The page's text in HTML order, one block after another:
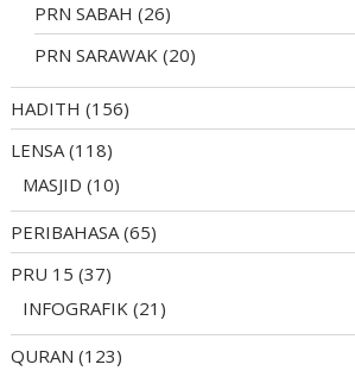
PRN SABAH (26)
PRN SARAWAK (20)
HADITH (156)
LENSA(118)
MASJID (10)
PERIBAHASA(65)
PRU 15 (37)
INFOGRAFIK (21)
QURAN (123)